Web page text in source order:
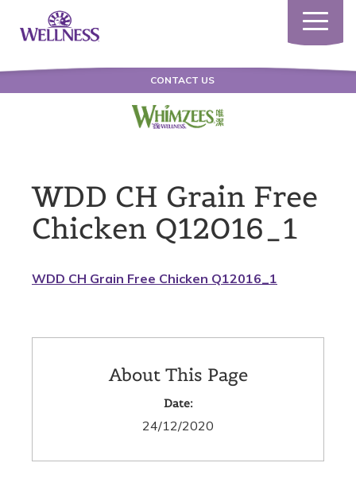
Toggle
CONTACT US
WDD CH Grain Free
Chicken Q12016_1
WDD CH Grain Free Chicken Q12016_1
About This Page
Date:
24/12/2020